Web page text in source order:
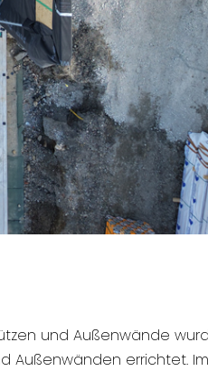
und Außenwände
errichtet.